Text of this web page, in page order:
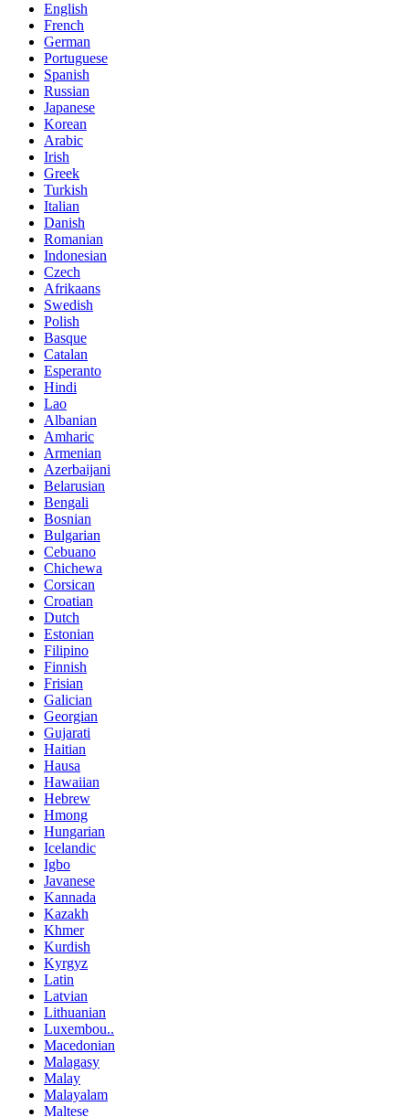
English
French
German
Portuguese
Spanish
Russian
Japanese
Korean
Arabic
Irish
Greek
Turkish
Italian
Danish
Romanian
Indonesian
Czech
Afrikaans
Swedish
Polish
Basque
Catalan
Esperanto
Hindi
Lao
Albanian
Amharic
Armenian
Azerbaijani
Belarusian
Bengali
Bosnian
Bulgarian
Cebuano
Chichewa
Corsican
Croatian
Dutch
Estonian
Filipino
Finnish
Frisian
Galician
Georgian
Gujarati
Haitian
Hausa
Hawaiian
Hebrew
Hmong
Hungarian
Icelandic
Igbo
Javanese
Kannada
Kazakh
Khmer
Kurdish
Kyrgyz
Latin
Latvian
Lithuanian
Luxembou..
Macedonian
Malagasy
Malay
Malayalam
Maltese